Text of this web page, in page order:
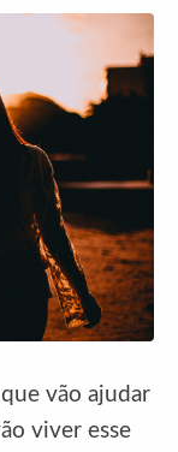
vão ajudar
viver esse